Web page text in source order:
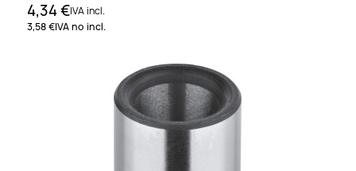
4,34 €IVA incl.
3,58 €IVA no incl.